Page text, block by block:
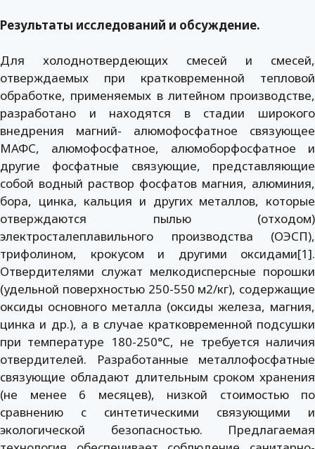
Результаты исследований и обсуждение.
Для холоднотвердеющих смесей и смесей,
отверждаемых при кратковременной тепловой
обработке, применяемых в литейном производстве,
разработано и находятся в стадии широкого
внедрения магний- алюмофосфатное связующее
МАФС, алюмофосфатное, алюмоборфосфатное и
другие фосфатные связующие, представляющие
собой водный раствор фосфатов магния, алюминия,
бора, цинка, кальция и других металлов, которые
отверждаются пылью (отходом)
электросталеплавильного производства (ОЭСП),
трифолином, крокусом и другими оксидами[1].
Отвердителями служат мелкодисперсные порошки
(удельной поверхностью 250-550 м2/кг), содержащие
оксиды основного металла (оксиды железа, магния,
цинка и др.), а в случае кратковременной подсушки
при температуре 180-250°С, не требуется наличия
отвердителей. Разработанные металлофосфатные
связующие обладают длительным сроком хранения
(не менее 6 месяцев), низкой стоимостью по
сравнению с синтетическими связующими и
экологической безопасностью. Предлагаемая